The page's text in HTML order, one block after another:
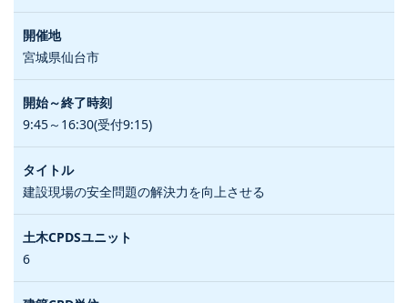
宮城県仙台市
9:45～16:30(受付9:15)
建設現場の安全問題の解決力を向上させる
6